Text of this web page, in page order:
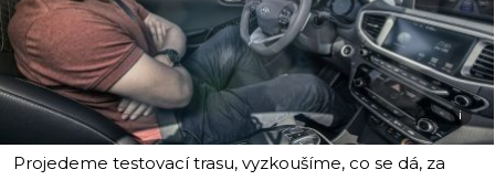
i
Projedeme testovací trasu, vyzkoušíme, co se dá, za